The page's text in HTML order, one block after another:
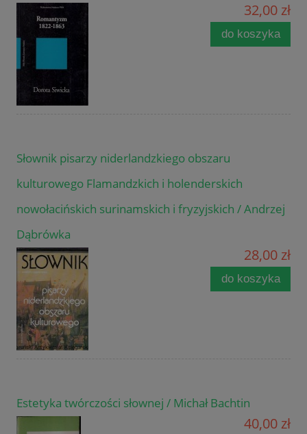
32,00 zł
do koszyka
Słownik pisarzy niderlandzkiego obszaru
kulturowego Flamandzkich i holenderskich
nowołacińskich surinamskich i fryzyjskich / Andrzej
Dąbrówka
28,00 zł
do koszyka
Estetyka twórczości słownej / Michał Bachtin
40,00 zł